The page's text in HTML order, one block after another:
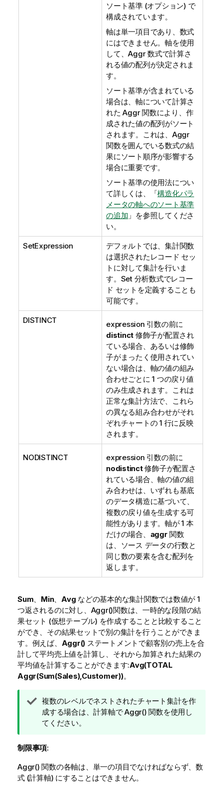
ソート基準 (オプション) で
構成されています。
軸は単一項目であり、数式
にはできません。軸を使用
して、Aggr数式で計算さ
れる値の配列が決定されま
す。
ソート基準が含まれている
場合は、軸について計算さ
れたAggr関数により、作
成された値の配列がソート
されます。これは、 Aggr
関数を囲んでいる数式の結
果にソート順序が影響する
場合に重要です。
ソート基準の使用法につい
て詳しくは、「構造化パラ
メータの軸へのソート基準
の追加 」を参照してくださ
い。
SetExpression
デフォルトでは、集計関数
は選択されたレコード セッ
トに対して集計を行いま
す。Set 分析数式でレコー
ド セットを定義することも
可能です。
DISTINCT
expression 引数の前に
distinct 修飾子が配置され
ている場合、あるいは修飾
子がまったく使用されてい
ない場合は、軸の値の組み
合わせごとに 1 つの戻り値
のみ生成されます。これは
正常な集計方法で、これら
の異なる組み合わせがそれ
ぞれチャートの 1 行に反映
されます。
NODISTINCT
expression 引数の前に
nodistinct修飾子が配置さ
れている場合、軸の値の組
み合わせは、いずれも基底
のデータ構造に基づいて、
複数の戻り値を生成する可
能性があります。軸が 1 本
だけの場合、 aggr 関数
は、ソース データの行数と
同じ数の要素を含む配列を
返します。
Sum、 Min、 Avg などの基本的な集計関数では数値が 1
つ返されるのに対し、 Aggr()関数は、一時的な段階の結
果セット (仮想テーブル) を作成することと比較すること
ができ、その結果セットで別の集計を行うことができま
す。例えば、 Aggr() ステートメントで顧客別の売上を合
計して平均売上値を計算し、それから加算された結果の
平均値を計算することができます:Avg(TOTAL
Aggr(Sum(Sales),Customer))。
ヒ
ン
ト
モ
複数のレベルでネストされたチャート集計を作
成する場合は、計算軸でAggr() 関数を使用し
てください。
制限事項:
Aggr() 関数の各軸は、単一の項目でなければならず、数
式 (計算軸) にすることはできません。